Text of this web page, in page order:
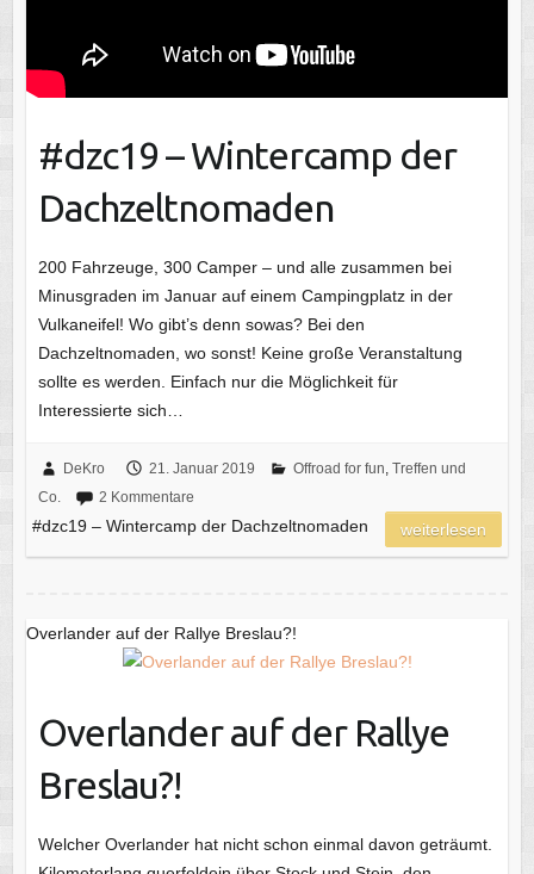
#dzc19 – Wintercamp der
Dachzeltnomaden
200 Fahrzeuge, 300 Camper – und alle zusammen bei
Minusgraden im Januar auf einem Campingplatz in der
Vulkaneifel! Wo gibt’s denn sowas? Bei den
Dachzeltnomaden, wo sonst! Keine große Veranstaltung
sollte es werden. Einfach nur die Möglichkeit für
Interessierte sich…
DeKro 21. Januar 2019 Offroad for fun Treffen und
Co.
2 Kommentare
#dzc19 – Wintercamp der Dachzeltnomaden weiterlesen
Overlander auf der Rallye Breslau?!
Overlander auf der Rallye
Breslau?!
Welcher Overlander hat nicht schon einmal davon geträumt.